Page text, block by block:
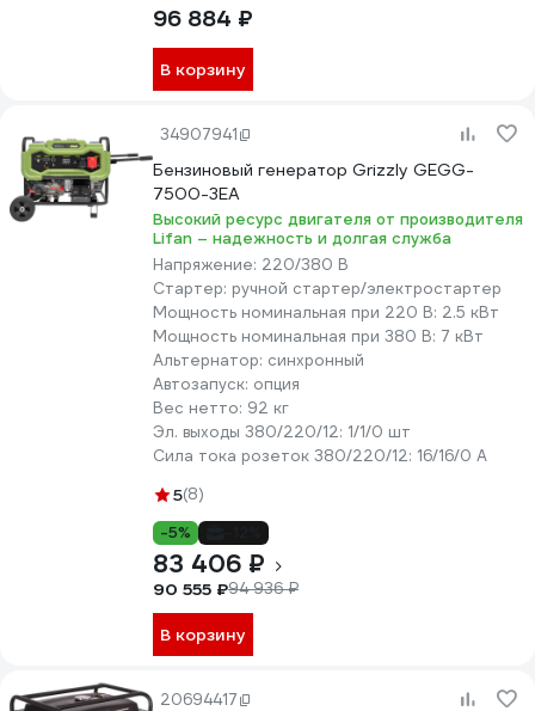
96 884 ₽
В корзину
34907941
Бензиновый генератор Grizzly GEGG-
7500-3EA
Высокий ресурс двигателя от производителя
Lifan – надежность и долгая служба
Напряжение: 220/380 В
Стартер: ручной стартер/электростартер
Мощность номинальная при 220 В: 2.5 кВт
Мощность номинальная при 380 В: 7 кВт
Альтернатор: синхронный
Автозапуск: опция
Вес нетто: 92 кг
Эл. выходы 380/220/12: 1/1/0 шт
Сила тока розеток 380/220/12: 16/16/0 А
5(8)
-5%
83 406 ₽
90 555 ₽94 936 ₽
В корзину
20694417